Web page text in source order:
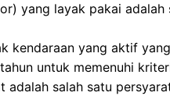
yang layak pakai adalah
kendaraan yang aktif
untuk memenuhi
adalah salah satu